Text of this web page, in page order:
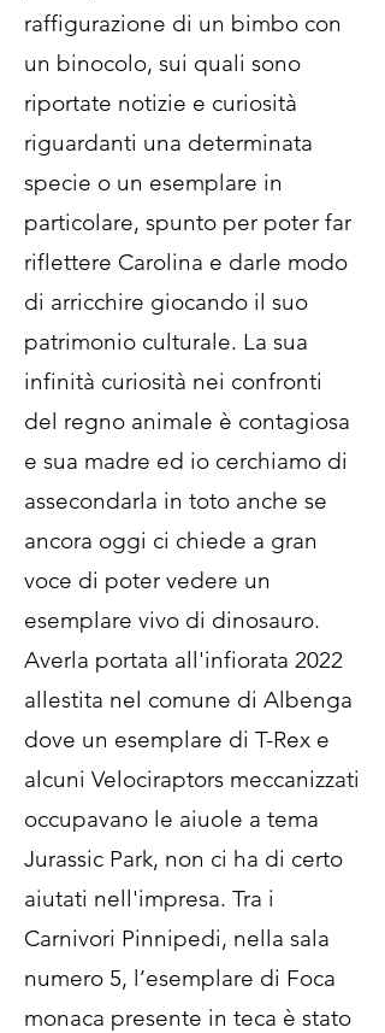
raffigurazione di un bimbo con
un binocolo, sui quali sono
riportate notizie e curiosità
riguardanti una determinata
specie o un esemplare in
particolare, spunto per poter far
riflettere Carolina e darle modo
di arricchire giocando il suo
patrimonio culturale. La sua
infinità curiosità nei confronti
del regno animale è contagiosa
e sua madre ed io cerchiamo di
assecondarla in toto anche se
ancora oggi ci chiede a gran
voce di poter vedere un
esemplare vivo di dinosauro.
Averla portata all'infiorata 2022
allestita nel comune di Albenga
dove un esemplare di T-Rex e
alcuni Velociraptors meccanizzati
occupavano le aiuole a tema
Jurassic Park, non ci ha di certo
aiutati nell'impresa. Tra i
Carnivori Pinnipedi, nella sala
numero 5, l’esemplare di Foca
monaca presente in teca è stato